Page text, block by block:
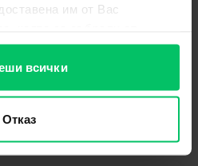
им от Вас
на услугите им.
всички
Отказ
😊 Радваме се, че сте останали